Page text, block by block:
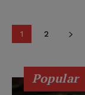
1 2
Popular